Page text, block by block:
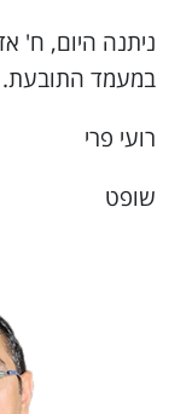
במעמד התובעת.
רועי פרי
שופט